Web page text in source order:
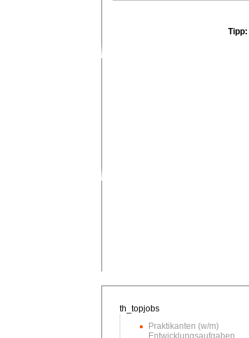
Tipp:
Praktikanten (w/m)
Entwicklungsaufgaben